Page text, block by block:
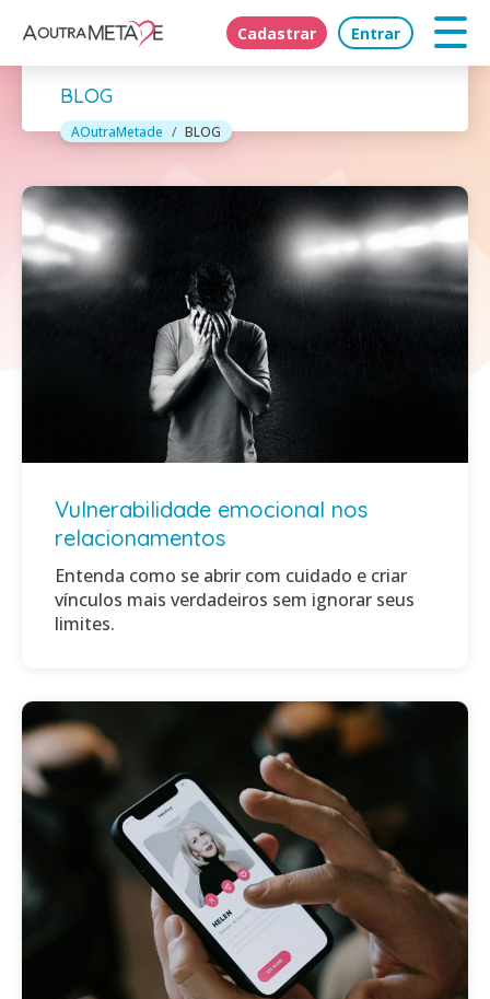
Cadastrar Entrar
BLOG
AOutraMetade BLOG
Vulnerabilidade emocional nos
relacionamentos
Entenda como se abrir com cuidado e criar
vínculos mais verdadeiros sem ignorar seus
limites.